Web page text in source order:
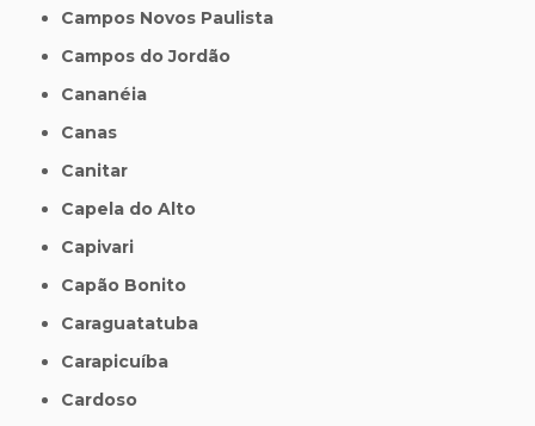
Campos Novos Paulista
Campos do Jordão
Cananéia
Canas
Canitar
Capela do Alto
Capivari
Capão Bonito
Caraguatatuba
Carapicuíba
Cardoso